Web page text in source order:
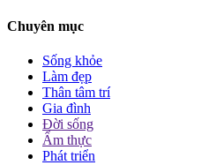
Chuyên mục
Sống khỏe
Làm đẹp
Thân tâm trí
Gia đình
Đời sống
Ẩm thực
Phát triển